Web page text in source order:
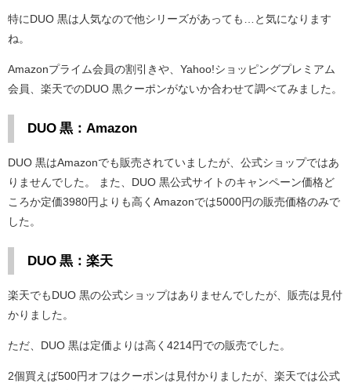
特にDUO 黒は人気なので他シリーズがあっても…と気になります
ね。
Amazonプライム会員の割引きや、Yahoo!ショッピングプレミアム
会員、楽天でのDUO 黒クーポンがないか合わせて調べてみました。
DUO 黒：Amazon
DUO 黒はAmazonでも販売されていましたが、公式ショップではあ
りませんでした。 また、DUO 黒公式サイトのキャンペーン価格ど
ころか定価3980円よりも高くAmazonでは5000円の販売価格のみで
した。
DUO 黒：楽天
楽天でもDUO 黒の公式ショップはありませんでしたが、販売は見付
かりました。
ただ、DUO 黒は定価よりは高く4214円での販売でした。
2個買えば500円オフはクーポンは見付かりましたが、楽天では公式